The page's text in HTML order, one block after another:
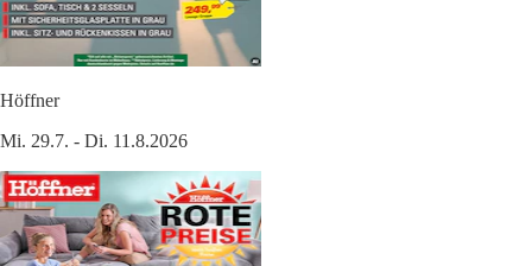
Höffner
Mi. 29.7. - Di. 11.8.2026